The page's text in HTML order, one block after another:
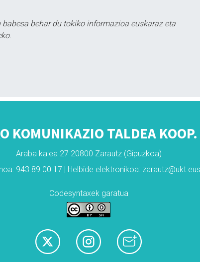
behar du tokiko informazioa euskaraz eta
KOMUNIKAZIO TALDEA
Araba kalea 27 20800 Zarautz (Gipuzkoa)
943 89 00 17 | Helbide elektronikoa: zarautz@ukt.eus
Codesyntaxek garatua